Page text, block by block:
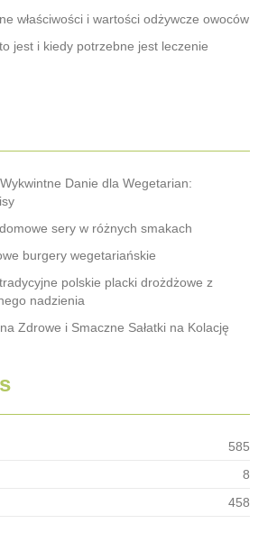
właściwości i wartości odżywcze owoców
jest i kiedy potrzebne jest leczenie
Danie dla Wegetarian:
sery w różnych smakach
burgery wegetariańskie
polskie placki drożdżowe z
nadzienia
Zdrowe i Smaczne Sałatki na Kolację
585
8
458